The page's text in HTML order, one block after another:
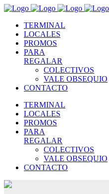
TERMINAL
LOCALES
PROMOS
PARA
REGALAR
COLECTIVOS
VALE OBSEQUIO
CONTACTO
TERMINAL
LOCALES
PROMOS
PARA
REGALAR
COLECTIVOS
VALE OBSEQUIO
CONTACTO